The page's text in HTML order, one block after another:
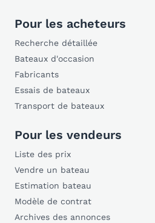
Pour les acheteurs
Recherche détaillée
Bateaux d'occasion
Fabricants
Essais de bateaux
Transport de bateaux
Pour les vendeurs
Liste des prix
Vendre un bateau
Estimation bateau
Modèle de contrat
Archives des annonces